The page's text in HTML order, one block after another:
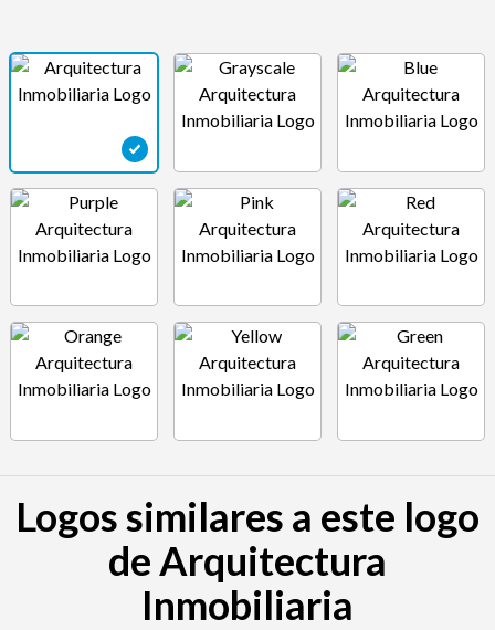
Logos similares a este logo
de Arquitectura
Inmobiliaria